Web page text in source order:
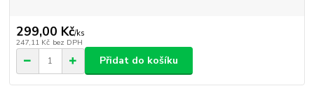
299,00 Kč/ks
247,11 Kč bez DPH
Přidat do košíku